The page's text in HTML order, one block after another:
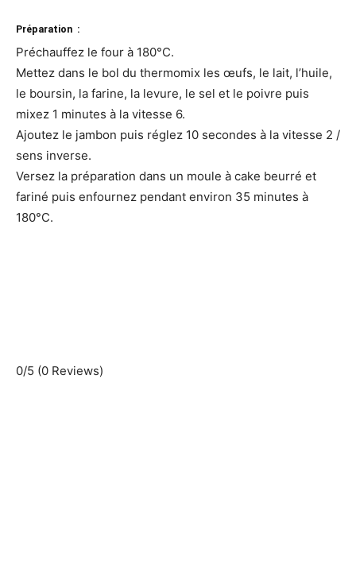
Préparation :
Préchauffez le four à 180°C.
Mettez dans le bol du thermomix les œufs, le lait, l’huile,
le boursin, la farine, la levure, le sel et le poivre puis
mixez 1 minutes à la vitesse 6.
Ajoutez le jambon puis réglez 10 secondes à la vitesse 2 /
sens inverse.
Versez la préparation dans un moule à cake beurré et
fariné puis enfournez pendant environ 35 minutes à
180°C.
0/5 (0 Reviews)